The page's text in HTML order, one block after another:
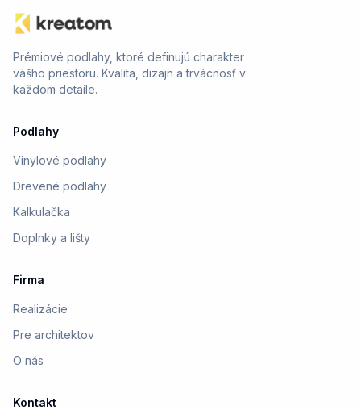
Prémiové podlahy, ktoré definujú charakter
vášho priestoru. Kvalita, dizajn a trvácnosť v
každom detaile.
Podlahy
Vinylové podlahy
Drevené podlahy
Kalkulačka
Doplnky a lišty
Firma
Realizácie
Pre architektov
O nás
Kontakt